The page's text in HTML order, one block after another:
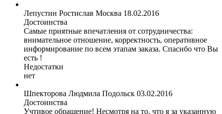
Лепустин Ростислав Москва 18.02.2016
Достоинства
Самые приятные впечатления от сотрудничества:
внимательное отношение, корректность, оперативное
информирование по всем этапам заказа. Спасибо что Вы
есть !
Недостатки
нет
Шпекторова Людмила Подольск 03.02.2016
Достоинства
Учтивое обращение! Несмотря на то, что я за указанную